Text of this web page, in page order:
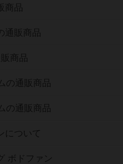
商品
通販商品
商品
の通販商品
の通販商品
について
ボドファン